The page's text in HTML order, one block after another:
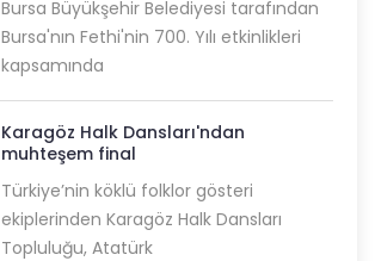
Bursa Büyükşehir Belediyesi tarafından
Bursa'nın Fethi'nin 700. Yılı etkinlikleri
kapsamında
Karagöz Halk Dansları'ndan
muhteşem final
Türkiye’nin köklü folklor gösteri
ekiplerinden Karagöz Halk Dansları
Topluluğu, Atatürk